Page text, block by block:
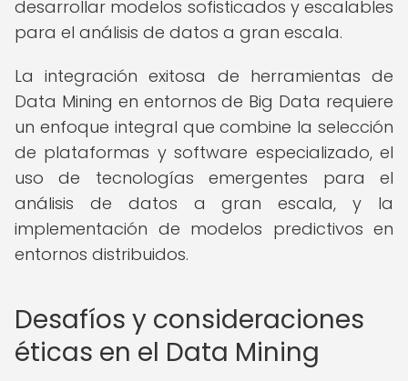
desarrollar modelos sofisticados y escalables
para el análisis de datos a gran escala.
La integración exitosa de herramientas de
Data Mining en entornos de Big Data requiere
un enfoque integral que combine la selección
de plataformas y software especializado, el
uso de tecnologías emergentes para el
análisis de datos a gran escala, y la
implementación de modelos predictivos en
entornos distribuidos.
Desafíos y consideraciones
éticas en el Data Mining